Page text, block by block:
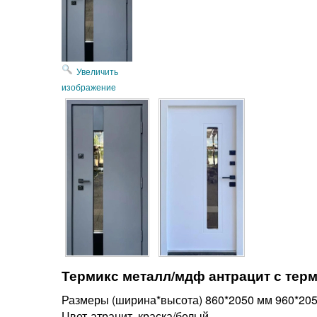
Увеличить
изображение
Термикс металл/мдф антрацит с
Размеры (ширина*высота) 860*2050 мм